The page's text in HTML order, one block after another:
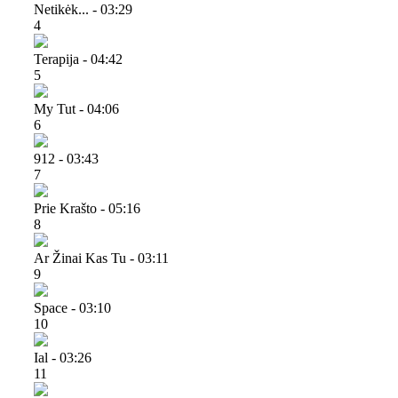
Netikėk... - 03:29
4
Terapija - 04:42
5
My Tut - 04:06
6
912 - 03:43
7
Prie Krašto - 05:16
8
Ar Žinai Kas Tu - 03:11
9
Space - 03:10
10
Ial - 03:26
11